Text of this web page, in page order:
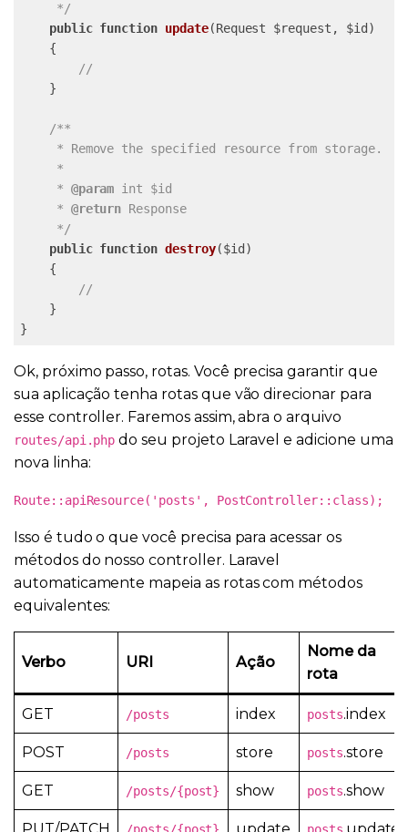
     */
public function update(Request $request, $id)
{
//
    }
/**
     * Remove the specified resource from storage.
     *
     *
@param int $id
     *
@return Response
     */
public function destroy($id)
{
//
    }
}
Ok, próximo passo, rotas. Você precisa garantir que
sua aplicação tenha rotas que vão direcionar para
esse controller. Faremos assim, abra o arquivo
routes/api.php do seu projeto Laravel e adicione uma
nova linha:
Route::apiResource('posts', PostController::class);
Isso é tudo o que você precisa para acessar os
métodos do nosso controller. Laravel
automaticamente mapeia as rotas com métodos
equivalentes:
Verbo URI Ação
Nome da
rota
GET /posts index posts.index
POST /posts store posts.store
GET /posts/{post} show posts.show